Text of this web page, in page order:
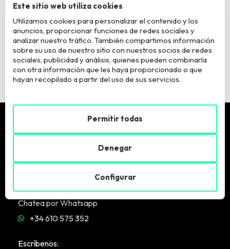
suprimir los datos y ejercer otros derechos según información adicional
Quiero estar informadx sobre vuestros programas y
actividades
Pide más info
Llámanos:
Chatea por Whatsapp
+34 610 575 352
Escríbenos:
Este sitio web utiliza cookies
Utilizamos cookies para personalizar el contenido y los
anuncios, proporcionar funciones de redes sociales y
analizar nuestro tráfico. También compartimos información
sobre su uso de nuestro sitio con nuestros socios de redes
sociales, publicidad y análisis, quienes pueden combinarla
con otra información que les haya proporcionado o que
hayan recopilado a partir del uso de sus servicios.
Configurar
Denegar
Permitir todas